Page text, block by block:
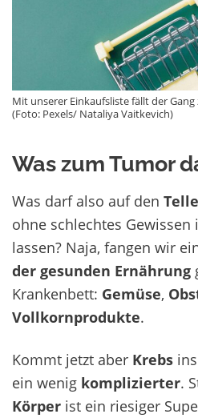
Mit unserer Einkaufsliste fällt der
(Foto: Pexels/ Nataliya Vaitkevich)
Was zum Tumor
Was darf also auf den
ohne schlechtes Gewissen
lassen? Naja, fangen wir
der gesunden Ernährung
Krankenbett: Gemüse,
Vollkornprodukte.
Kommt jetzt aber Krebs
ein wenig komplizierter.
Körper ist ein riesiger